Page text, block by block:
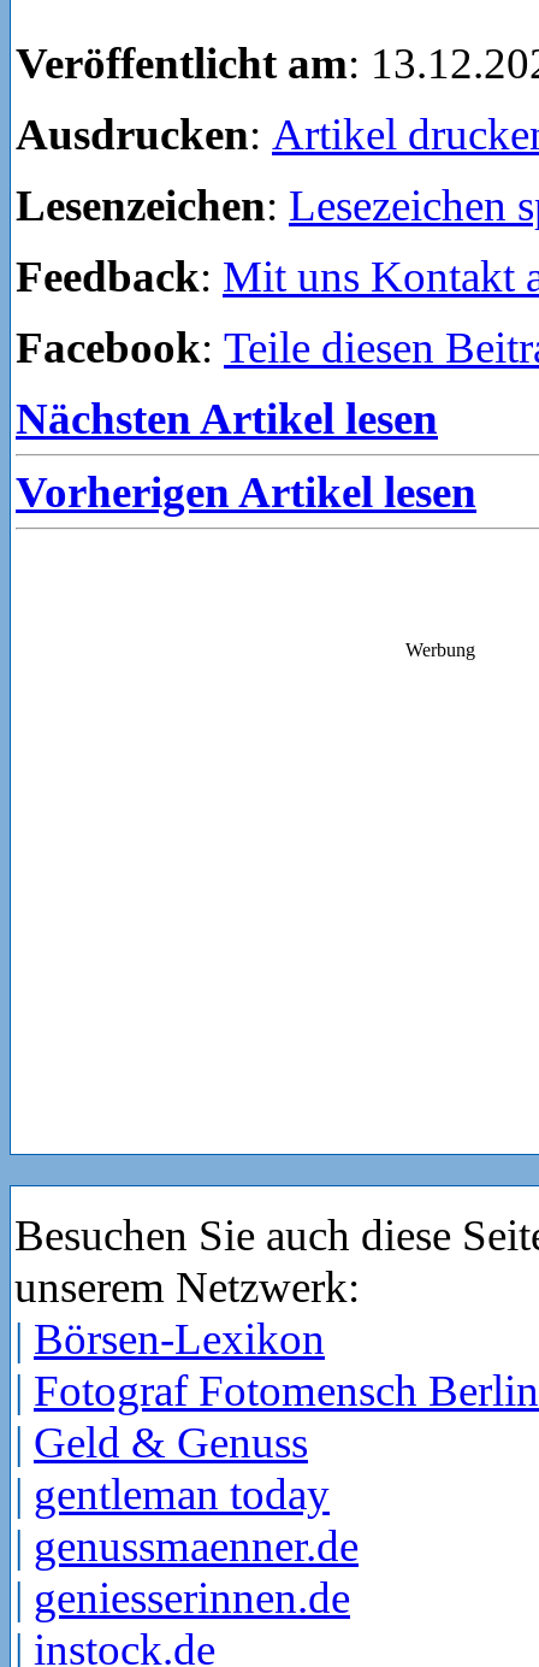
Veröffentlicht am:
Ausdrucken: Artikel
Lesenzeichen: Lesezeichen
Feedback: Mit uns Kontakt
Facebook: Teile diesen
Nächsten Artikel lesen
Vorherigen Artikel lesen
Werbung
Besuchen Sie auch diese
unserem Netzwerk:
| Börsen-Lexikon
| Fotograf Fotomensch Berlin
| Geld & Genuss
| gentleman today
| genussmaenner.de
| geniesserinnen.de
| instock.de